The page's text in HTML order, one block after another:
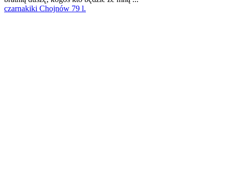
czarnakiki Chojnów 79 l.